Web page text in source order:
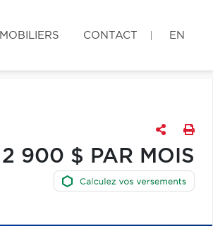
CONTACT EN
2 900 $ PAR MOIS